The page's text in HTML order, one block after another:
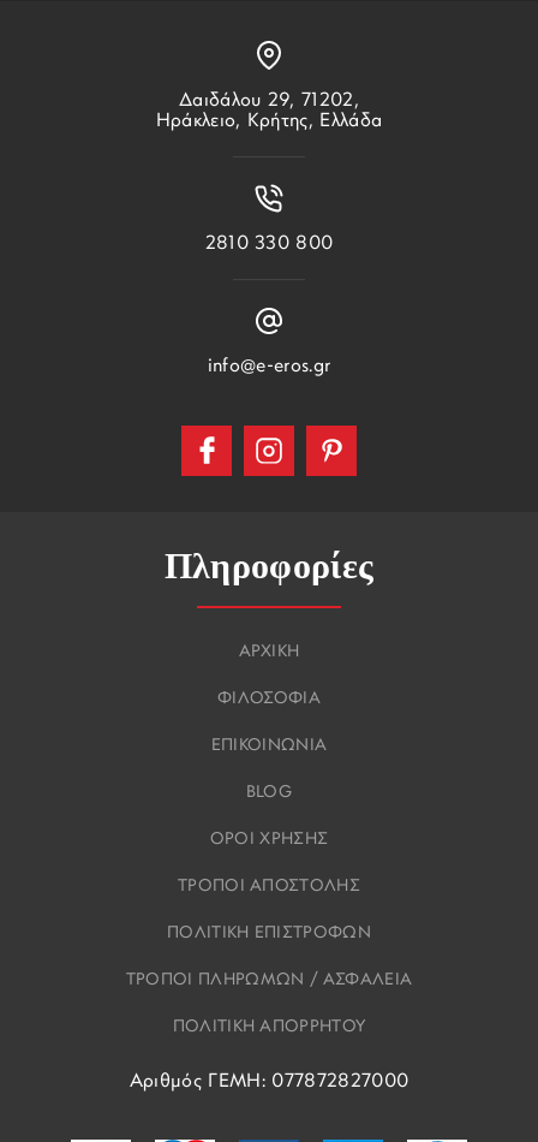
Πληροφορίες
ΑΡΧΙΚΗ
ΦΙΛΟΣΟΦΙΑ
ΕΠΙΚΟΙΝΩΝΙΑ
BLOG
ΟΡΟΙ ΧΡΗΣΗΣ
ΤΡΟΠΟΙ ΑΠΟΣΤΟΛΗΣ
ΠΟΛΙΤΙΚΗ ΕΠΙΣΤΡΟΦΩΝ
ΤΡΟΠΟΙ ΠΛΗΡΩΜΩΝ / ΑΣΦΑΛΕΙΑ
ΠΟΛΙΤΙΚΗ ΑΠΟΡΡΗΤΟΥ
Αριθμός ΓΕΜΗ: 077872827000
Δαιδάλου 29, 71202,
Ηράκλειο, Κρήτης, Ελλάδα
2810 330 800
info@e-eros.gr